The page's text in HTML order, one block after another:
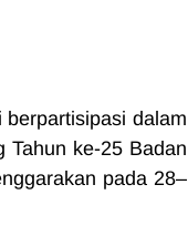
dalam
Tahun ke-25 Badan
pada 28–